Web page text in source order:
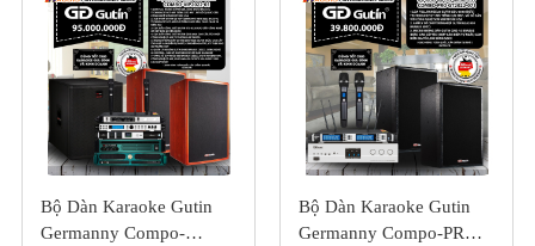
Bộ Dàn Karaoke Gutin
Germanny Compo-
Bộ Dàn Karaoke Gutin
Germanny Compo-PRO